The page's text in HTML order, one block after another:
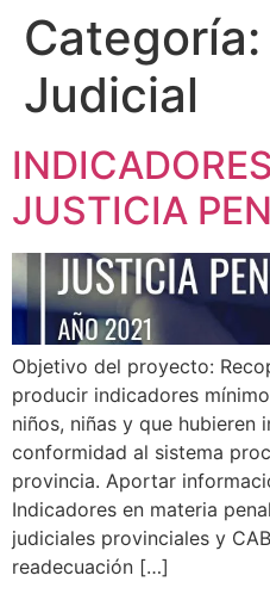
Categoría:
Judicial
JUSTICIA
Objetivo del proyecto:
producir indicadores
niños, niñas y que hubieren
conformidad al sistema
provincia. Aportar
Indicadores en materia
judiciales provinciales y
readecuación […]